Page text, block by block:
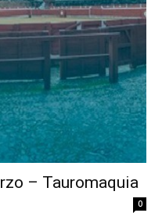
– Tauromaquia
0